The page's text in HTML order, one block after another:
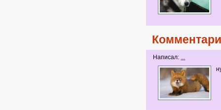
Написал: ...